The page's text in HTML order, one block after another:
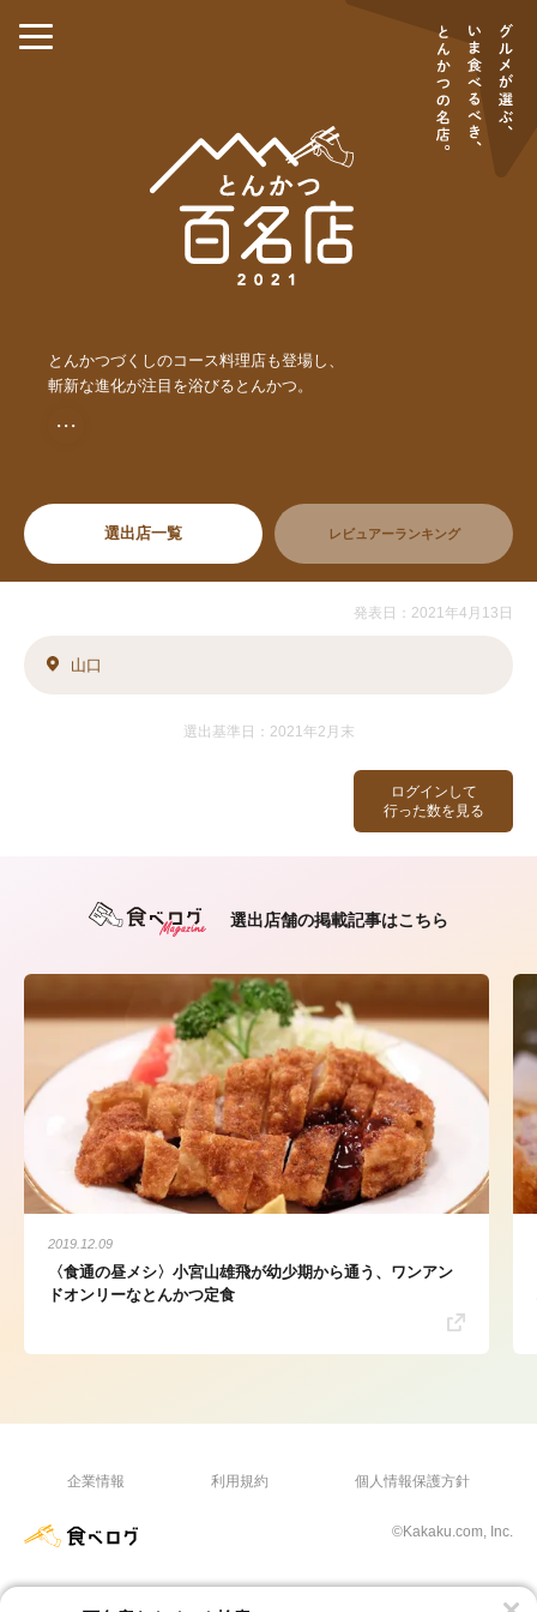
とんかつづくしのコース料理店も登場し、
斬新な進化が注目を浴びるとんかつ。
・・・
選出店一覧 レビュアーランキング
ログインして
行った数を見る
発表日：2021年4月13日
山口
選出基準日：2021年2月末
選出店舗の掲載記事はこちら
2019.12.09
〈食通の昼メシ〉小宮山雄飛が幼少期から通う、ワンアン
ドオンリーなとんかつ定食
企業情報 利用規約 個人情報保護方針
©Kakaku.com, Inc.